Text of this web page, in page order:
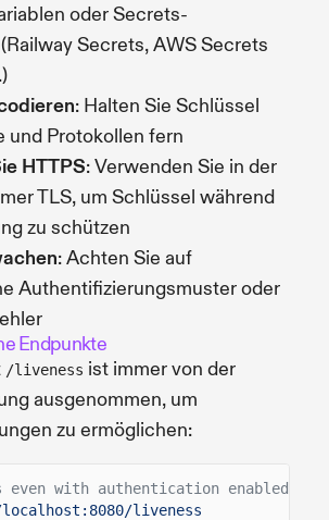
oder Secrets-
Secrets, AWS Secrets
: Halten Sie Schlüssel
und Protokollen fern
HTTPS: Verwenden Sie in der
TLS, um Schlüssel während
zu schützen
: Achten Sie auf
Authentifizierungsmuster oder
Endpunkte
/liveness ist immer von der
ausgenommen, um
zu ermöglichen:
even with authentication enabled
liveness